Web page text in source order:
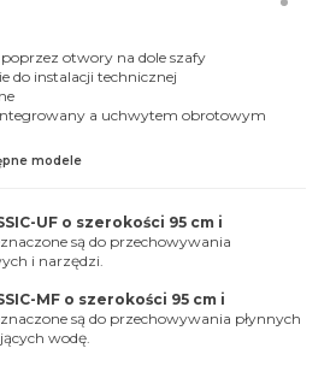
otwory na dole szafy
do instalacji technicznej
a uchwytem obrotowym
modele
UF o szerokości 95 cm i
są do przechowywania
i narzędzi.
MF o szerokości 95 cm i
są do przechowywania płynnych
wodę.